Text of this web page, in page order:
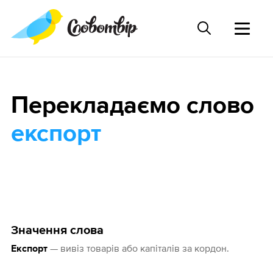
Значення слова
Експорт— вивіз товарів або капіталів за кордон.
Перекладаємо слово
експорт